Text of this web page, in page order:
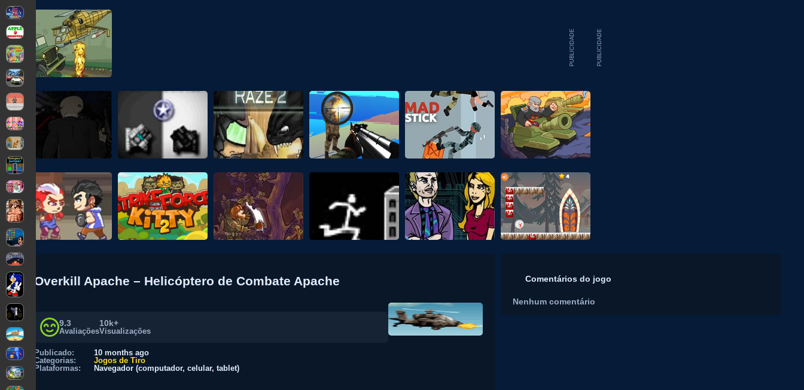
PUBLICIDADE
PUBLICIDADE
Overkill Apache – Helicóptero de Combate Apache
9.3
Avaliações
10k+
Visualizações
Publicado:
10 months ago
Categorias:
Jogos de Tiro
Plataformas:
Navegador (computador, celular, tablet)
Comentários do jogo
Nenhum comentário